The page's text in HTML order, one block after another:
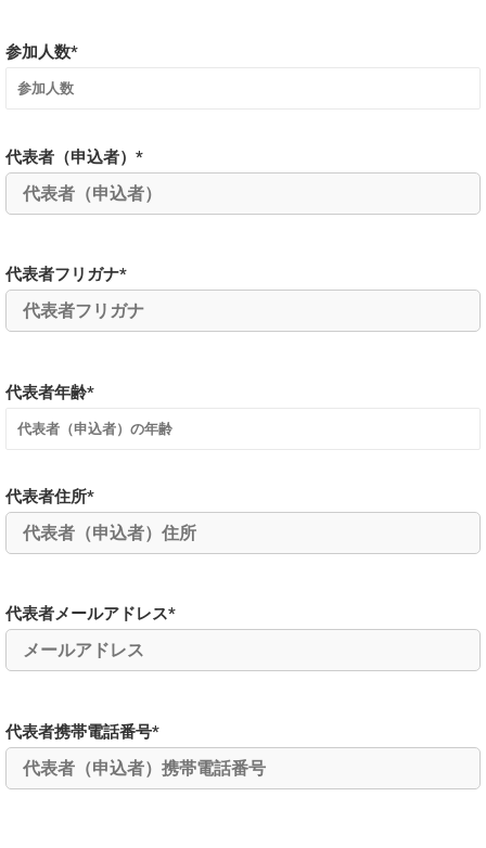
参加人数*
代表者（申込者）*
代表者フリガナ*
代表者年齢*
代表者住所*
代表者メールアドレス*
代表者携帯電話番号*